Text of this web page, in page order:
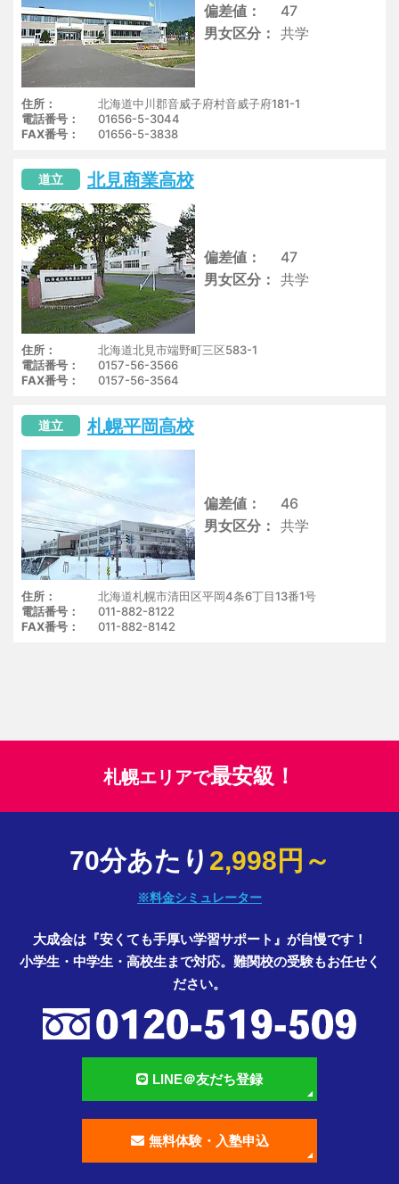
偏差値
47
男女区分
共学
住所
北海道中川郡音威子府村音威子府181-1
電話番号
01656-5-3044
FAX番号
01656-5-3838
道立 北見商業高校
偏差値
47
男女区分
共学
住所
北海道北見市端野町三区583-1
電話番号
0157-56-3566
FAX番号
0157-56-3564
道立 札幌平岡高校
偏差値
46
男女区分
共学
住所
北海道札幌市清田区平岡4条6丁目13番1号
電話番号
011-882-8122
FAX番号
011-882-8142
札幌エリアで最安級！
70分あたり 2,998円～
※料金シミュレーター
大成会は『安くても手厚い学習サポート』が自慢です！
小学生・中学生・高校生まで対応。難関校の受験もお任せく
ださい。
LINE＠友だち登録
無料体験・入塾申込